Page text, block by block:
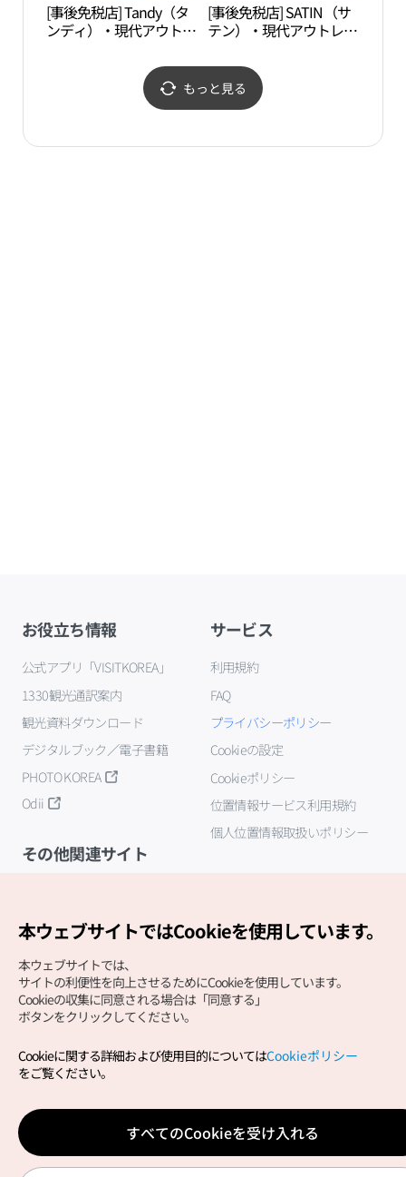
[事後免税店] Tandy（タ
ンディ）・現代アウトレ
(탠디 현대아울렛 가산점)
[事後免税店] SATIN（サ
テン）・現代アウトレッ
틴 현대아울렛 가산점)
もっと見る
お役立ち情報
公式アプリ「VISITKOREA」
1330観光通訳案内
観光資料ダウンロード
デジタルブック／電子書籍
PHOTO KOREA
Odii
サービス
利用規約
FAQ
プライバシーポリシー
Cookieの設定
Cookieポリシー
位置情報サービス利用規約
個人位置情報取扱いポリシー
その他関連サイト
Copyright (c) Korea Tourism Organization All Rights
サイトエラー報告公式メール
japanese@knto.or.kr
本ウェブサイトではCookieを使用しています。
本ウェブサイトでは、
サイトの利便性を向上させるためにCookieを使用しています。
Cookieの収集に同意される場合は「同意する」
ボタンをクリックしてください。
Cookieに関する詳細および使用目的についてはCookieポリシー
をご覧ください。
すべてのCookieを受け入れる